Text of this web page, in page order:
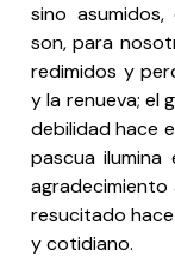
sino
son, para
redimidos y
y la renueva; el
debilidad hace
pascua
agradecimiento
resucitado
y cotidiano.